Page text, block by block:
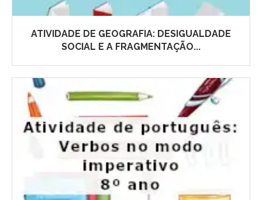
ATIVIDADE DE GEOGRAFIA: DESIGUALDADE
SOCIAL E A FRAGMENTAÇÃO...